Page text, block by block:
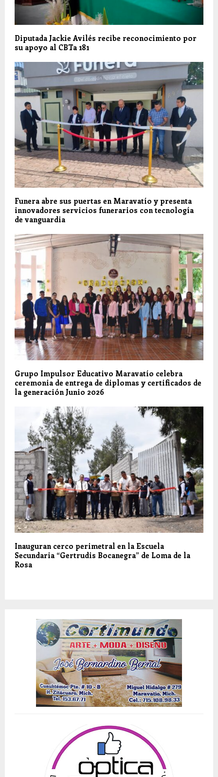
Diputada Jackie Avilés recibe reconocimiento por
su apoyo al CBTa 181
Funera abre sus puertas en Maravatío y presenta
innovadores servicios funerarios con tecnología
de vanguardia
Grupo Impulsor Educativo Maravatío celebra
ceremonia de entrega de diplomas y certificados de
la generación Junio 2026
Inauguran cerco perimetral en la Escuela
Secundaria “Gertrudis Bocanegra” de Loma de la
Rosa